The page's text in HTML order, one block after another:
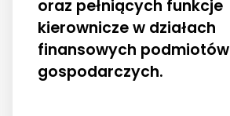
oraz pełniących funkcje
kierownicze w działach
finansowych podmiotów
gospodarczych.